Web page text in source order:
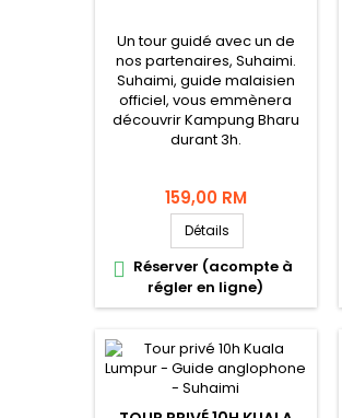
Un tour guidé avec un de
nos partenaires, Suhaimi.
Suhaimi, guide malaisien
officiel, vous emmènera
découvrir Kampung Bharu
durant 3h.
159,00 RM
Détails
 Réserver (acompte à
régler en ligne)